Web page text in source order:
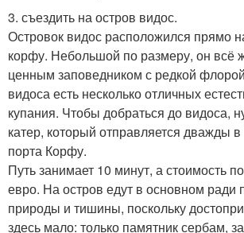
3. съездить на остров видос.
Островок видос расположился прямо
корфу. Небольшой по размеру, он всё
ценным заповедником с редкой
видоса есть несколько отличных
купания. Чтобы добраться до видоса,
катер, который отправляется дважды в
порта Корфу.
Путь занимает 10 минут, а стоимость
евро. На остров едут в основном ради
природы и тишины, поскольку
здесь мало: только памятник сербам,